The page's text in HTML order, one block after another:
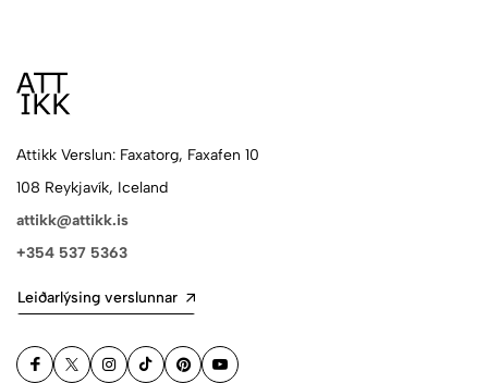
Attikk Verslun: Faxatorg, Faxafen 10
108 Reykjavík, Iceland
attikk@attikk.is
+354 537 5363
Leiðarlýsing verslunnar